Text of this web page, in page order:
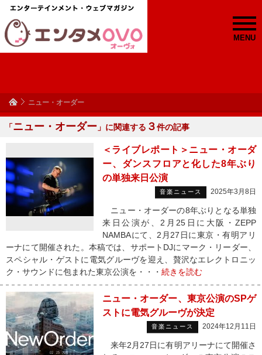
MENU
ニュー・オーダー
「ニュー・オーダー 」に関連する ３件の記事
＜ライブレポート＞ニュー・オーダ
ー、ダンスフロアと化した8年ぶり
の単独来日公演
音楽ニュース 2025年3月8日
ニュー・オーダーの8年ぶりとなる単独
来日公演が、2月25日に大阪・ZEPP
NAMBAにて、2月27日に東京・有明アリ
ーナにて開催された。本稿では、サポートDJにマーク・リーダー、
スペシャル・ゲストに電気グルーヴを迎え、贅沢なエレクトロニッ
ク・サウンドに包まれた東京公演を・・・ 続きを読む
ニュー・オーダー、東京公演のSPゲ
ストに電気グルーヴが決定
音楽ニュース 2024年12月11日
来年2月27日に有明アリーナにて開催さ